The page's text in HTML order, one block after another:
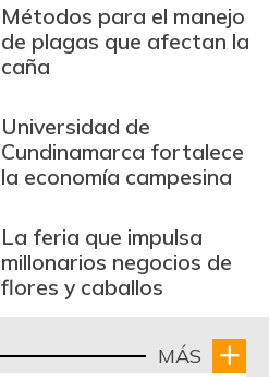
Métodos para el manejo
de plagas que afectan la
caña
Universidad de
Cundinamarca fortalece
la economía campesina
La feria que impulsa
millonarios negocios de
flores y caballos
MÁS